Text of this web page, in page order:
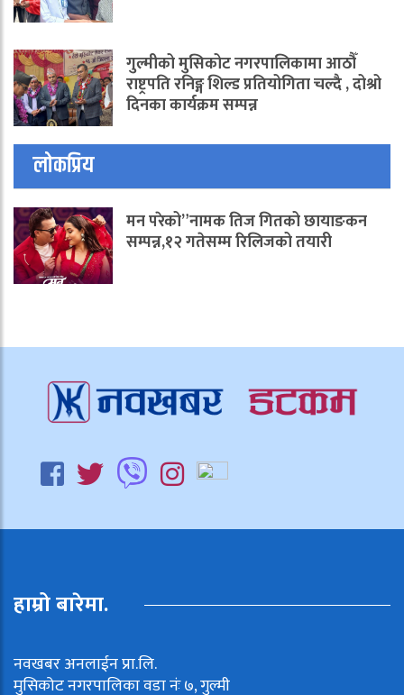
गुल्मीको मुसिकोट नगरपालिकामा आठौँ
राष्ट्रपति रनिङ्ग शिल्ड प्रतियोगिता चल्दै , दोश्रो
दिनका कार्यक्रम सम्पन्न
लोकप्रिय
मन परेको”नामक तिज गितको छायाङकन
सम्पन्न,१२ गतेसम्म रिलिजको तयारी
हाम्रो बारेमा.
नवखबर अनलाईन प्रा.लि.
मुसिकोट नगरपालिका वडा नंः ७, गुल्मी